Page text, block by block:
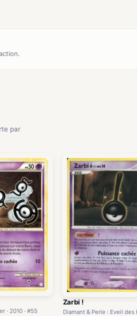
par
· 2010 · #55
Zarbi !
Diamant & Perle : Eveil des